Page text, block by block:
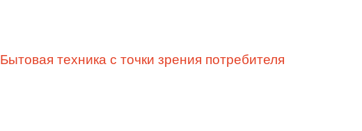
Бытовая техника с точки зрения потребителя